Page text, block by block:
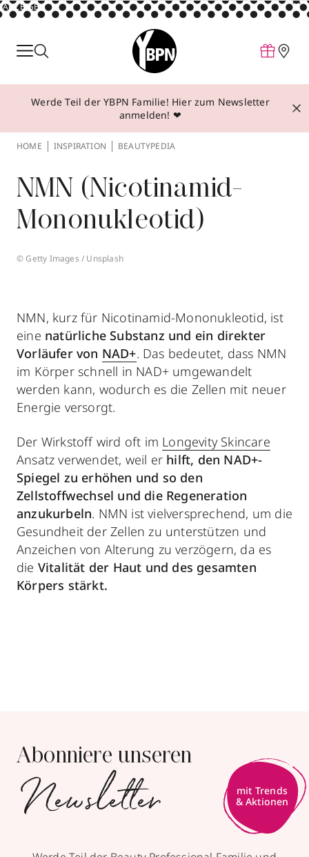
ANZEIGE
Parfum
Make-up
Behandlungen
Über YBPN
Aktionen
Storefinder
Werde Teil der YBPN Familie! Hier zum Newsletter
anmelden! ❤
HOME INSPIRATION BEAUTYPEDIA
NMN (Nicotinamid-
Mononukleotid)
© Getty Images / Unsplash
NMN, kurz für Nicotinamid-Mononukleotid, ist
eine natürliche Substanz und ein direkter
Vorläufer von NAD+. Das bedeutet, dass NMN
im Körper schnell in NAD+ umgewandelt
werden kann, wodurch es die Zellen mit neuer
Energie versorgt.
Der Wirkstoff wird oft im Longevity Skincare
Ansatz verwendet, weil er hilft, den NAD+-
Spiegel zu erhöhen und so den
Zellstoffwechsel und die Regeneration
anzukurbeln. NMN ist vielversprechend, um die
Gesundheit der Zellen zu unterstützen und
Anzeichen von Alterung zu verzögern, da es
die Vitalität der Haut und des gesamten
Körpers stärkt.
Abonniere unseren
Newsletter
mit Trends
& Aktionen